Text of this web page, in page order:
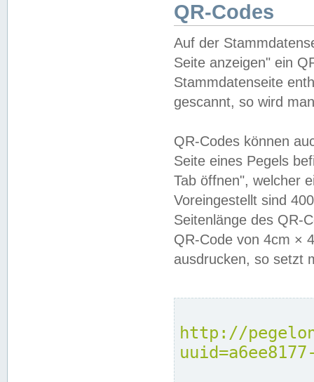
QR-Codes
Auf der
Seite anzeigen" ein
Stammdatenseite
gescannt, so wird
QR-Codes können
Seite eines Pegels
Tab öffnen", welcher
Voreingestellt sind
Seitenlänge des QR-
QR-Code von 4cm ×
ausdrucken, so setzt
http://